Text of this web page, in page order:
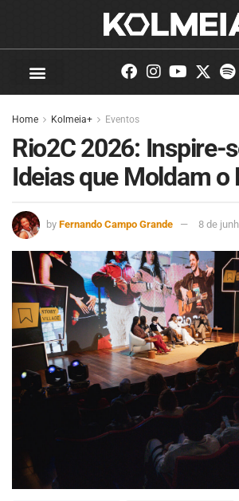
Home Kolmeia+ Eventos
Rio2C 2026: Inspire-
Ideias que Moldam o
by Fernando Campo Grande 8 de